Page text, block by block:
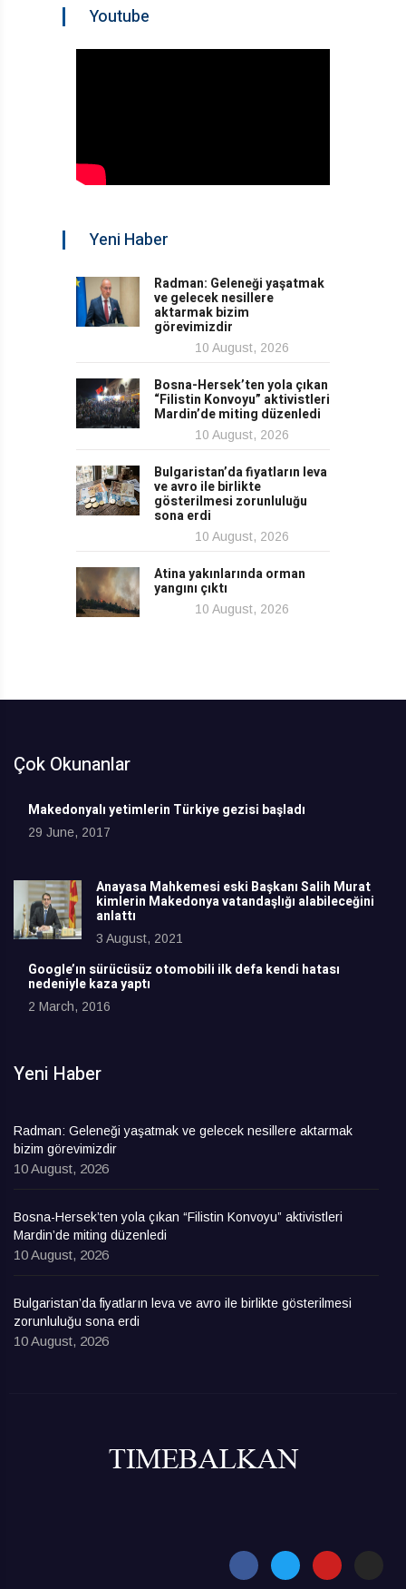
Youtube
Yeni Haber
Radman: Geleneği yaşatmak
ve gelecek nesillere
aktarmak bizim
görevimizdir
10 August, 2026
Bosna-Hersek’ten yola çıkan
“Filistin Konvoyu” aktivistleri
Mardin’de miting düzenledi
10 August, 2026
Bulgaristan’da fiyatların leva
ve avro ile birlikte
gösterilmesi zorunluluğu
sona erdi
10 August, 2026
Atina yakınlarında orman
yangını çıktı
10 August, 2026
Çok Okunanlar
Makedonyalı yetimlerin Türkiye gezisi başladı
29 June, 2017
Anayasa Mahkemesi eski Başkanı Salih Murat
kimlerin Makedonya vatandaşlığı alabileceğini
anlattı
3 August, 2021
Google’ın sürücüsüz otomobili ilk defa kendi hatası
nedeniyle kaza yaptı
2 March, 2016
Yeni Haber
Radman: Geleneği yaşatmak ve gelecek nesillere aktarmak
bizim görevimizdir
10 August, 2026
Bosna-Hersek’ten yola çıkan “Filistin Konvoyu” aktivistleri
Mardin’de miting düzenledi
10 August, 2026
Bulgaristan’da fiyatların leva ve avro ile birlikte gösterilmesi
zorunluluğu sona erdi
10 August, 2026